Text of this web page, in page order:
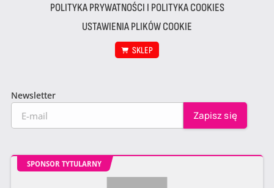
POLITYKA PRYWATNOŚCI I POLITYKA COOKIES
USTAWIENIA PLIKÓW COOKIE
SKLEP
Newsletter
SPONSOR TYTULARNY